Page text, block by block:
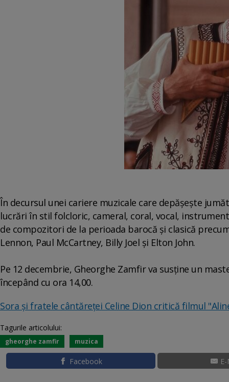
În decursul unei cariere muzicale care depăşeşte
lucrări în stil folcloric, cameral, coral, vocal,
de compozitori de la perioada barocă şi clasică
Lennon, Paul McCartney, Billy Joel şi Elton John.
Pe 12 decembrie, Gheorghe Zamfir va susţine un
începând cu ora 14,00.
Sora și fratele cântăreţei Celine Dion critică filmul
Tagurile articolului:
gheorghe zamfir muzica
Facebook